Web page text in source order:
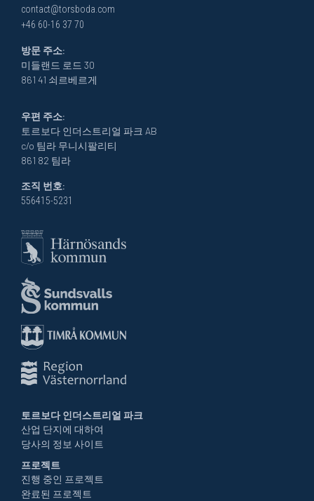
contact@torsboda.com
+46 60-16 37 70
방문 주소:
미들랜드 로드 30
861 41 쇠르베르게
우편 주소:
토르보다 인더스트리얼 파크 AB
c/o 팀라 무니시팔리티
861 82 팀라
조직 번호:
556415-5231
토르보다 인더스트리얼 파크
산업 단지에 대하여
당사의 정보 사이트
프로젝트
진행 중인 프로젝트
완료된 프로젝트